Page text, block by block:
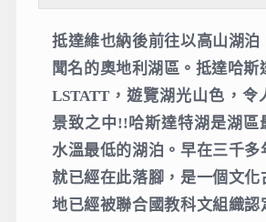
抵達維也納後前往以高山湖泊
聞名的奧地利湖區。抵達哈
LSTATT，遊覽湖光山色，令
景致之中!!哈斯達特湖是湖區
水溫最低的湖泊。早在三千多
就已經在此落腳，是一個文化
地已經被聯合國教科文組織認